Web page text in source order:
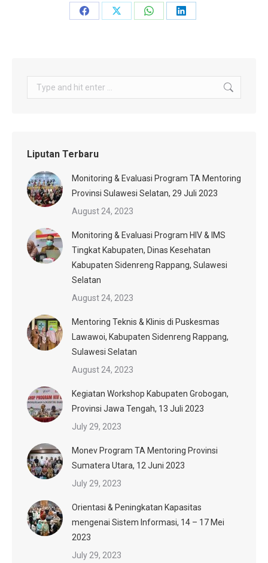
Share
Share
Share
Share
Search:
Liputan Terbaru
Monitoring & Evaluasi Program TA Mentoring
Provinsi Sulawesi Selatan, 29 Juli 2023
August 24, 2023
Monitoring & Evaluasi Program HIV & IMS
Tingkat Kabupaten, Dinas Kesehatan
Kabupaten Sidenreng Rappang, Sulawesi
Selatan
August 24, 2023
Mentoring Teknis & Klinis di Puskesmas
Lawawoi, Kabupaten Sidenreng Rappang,
Sulawesi Selatan
August 24, 2023
Kegiatan Workshop Kabupaten Grobogan,
Provinsi Jawa Tengah, 13 Juli 2023
July 29, 2023
Monev Program TA Mentoring Provinsi
Sumatera Utara, 12 Juni 2023
July 29, 2023
Orientasi & Peningkatan Kapasitas
mengenai Sistem Informasi, 14 – 17 Mei
2023
July 29, 2023